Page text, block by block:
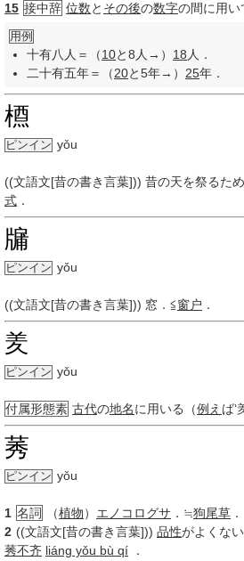
15 接中辞 位数と その後の数字の間に用い
用例
十有八人＝（10と8人→） 18 人．
二十有五年＝（20と5年→） 25年．
槱
ピンイン yǒu
((文語文[昔の書き言葉])) 昔の天を祭るた
式 ．
牖
ピンイン yǒu
((文語文[昔の書き言葉])) 窓．≦窗户 ．
羑
ピンイン yǒu
付属形態素 古代の地名に用いる（例え ば‘
莠
ピンイン yǒu
1 名詞 （植物） エノコログサ ．≒狗尾草 ．
2 ((文語文[昔の書き言葉])) 品性がよくない
莠不齐 liáng yǒu bù qí ．